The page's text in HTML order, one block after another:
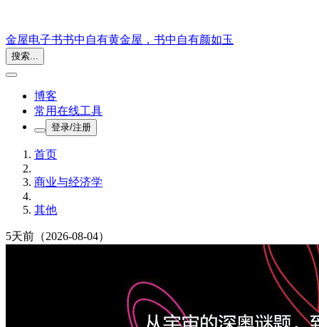
金屋电子书书中自有黄金屋，书中自有颜如玉
搜索...
博客
常用在线工具
登录/注册
首页
商业与经济学
其他
5天前 （2026-08-04）